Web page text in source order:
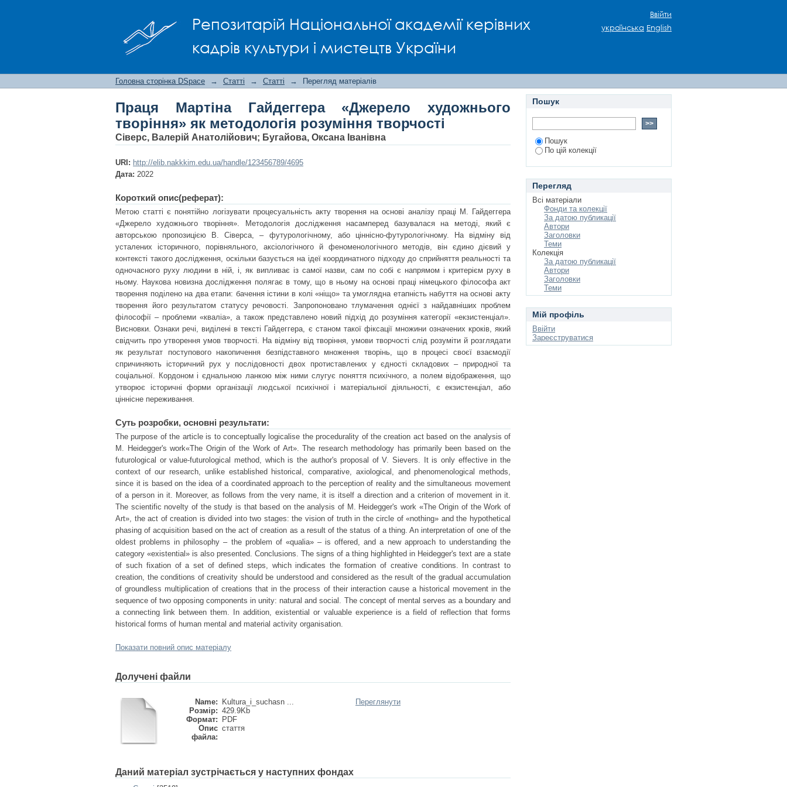
Репозитарій Національної академії керівних
кадрів культури і мистецтв України
Праця Мартіна Гайдеггера «Джерело художнього творіння» як методологія
розуміння творчості
Ввійти
українська English
Головна сторінка DSpace → Статті → Статті → Перегляд матеріалів
Праця Мартіна Гайдеггера «Джерело художнього
творіння» як методологія розуміння творчості
Сіверс, Валерій Анатолійович; Бугайова, Оксана Іванівна
URI: http://elib.nakkkim.edu.ua/handle/123456789/4695
Дата: 2022
Короткий опис(реферат):
Метою статті є понятійно логізувати процесуальність акту творення на основі аналізу праці М. Гайдеггера
«Джерело художнього творіння». Методологія дослідження насамперед базувалася на методі, який є
авторською пропозицією В. Сіверса, – футурологічному, або ціннісно-футурологічному. На відміну від
усталених історичного, порівняльного, аксіологічного й феноменологічного методів, він єдино дієвий у
контексті такого дослідження, оскільки базується на ідеї координатного підходу до сприйняття реальності та
одночасного руху людини в ній, і, як випливає із самої назви, сам по собі є напрямом і критерієм руху в
ньому. Наукова новизна дослідження полягає в тому, що в ньому на основі праці німецького філософа акт
творення поділено на два етапи: бачення істини в колі «ніщо» та умоглядна етапність набуття на основі акту
творення його результатом статусу речовості. Запропоновано тлумачення однієї з найдавніших проблем
філософії – проблеми «кваліа», а також представлено новий підхід до розуміння категорії «екзистенціал».
Висновки. Ознаки речі, виділені в тексті Гайдеггера, є станом такої фіксації множини означених кроків, який
свідчить про утворення умов творчості. На відміну від творіння, умови творчості слід розуміти й розглядати
як результат поступового накопичення безпідставного множення творінь, що в процесі своєї взаємодії
спричиняють історичний рух у послідовності двох протиставлених у єдності складових – природної та
соціальної. Кордоном і єднальною ланкою між ними слугує поняття психічного, а полем відображення, що
утворює історичні форми організації людської психічної і матеріальної діяльності, є екзистенціал, або
ціннісне переживання.
Суть розробки, основні результати:
The purpose of the article is to conceptually logicalise the procedurality of the creation act based on the analysis of
M. Heidegger's work«The Origin of the Work of Art». The research methodology has primarily been based on the
futurological or value-futurological method, which is the author's proposal of V. Sievers. It is only effective in the
context of our research, unlike established historical, comparative, axiological, and phenomenological methods,
since it is based on the idea of a coordinated approach to the perception of reality and the simultaneous movement
of a person in it. Moreover, as follows from the very name, it is itself a direction and a criterion of movement in it.
The scientific novelty of the study is that based on the analysis of M. Heidegger's work «The Origin of the Work of
Art», the act of creation is divided into two stages: the vision of truth in the circle of «nothing» and the hypothetical
phasing of acquisition based on the act of creation as a result of the status of a thing. An interpretation of one of the
oldest problems in philosophy – the problem of «qualia» – is offered, and a new approach to understanding the
category «existential» is also presented. Conclusions. The signs of a thing highlighted in Heidegger's text are a state
of such fixation of a set of defined steps, which indicates the formation of creative conditions. In contrast to
creation, the conditions of creativity should be understood and considered as the result of the gradual accumulation
of groundless multiplication of creations that in the process of their interaction cause a historical movement in the
sequence of two opposing components in unity: natural and social. The concept of mental serves as a boundary and
a connecting link between them. In addition, existential or valuable experience is a field of reflection that forms
historical forms of human mental and material activity organisation.
Показати повний опис матеріалу
Долучені файли
Name:
Kultura_i_suchasn ...
Розмір: 429.9Kb
Формат:
PDF
Опис
файла:
стаття
Переглянути
Даний матеріал зустрічається у наступних фондах
Пошук
Пошук
По цій колекції
Перегляд
Всі матеріали
Фонди та колекції
За датою публикації
Автори
Заголовки
Теми
Колекція
За датою публикації
Автори
Заголовки
Теми
Мій профіль
Ввійти
Зареєструватися